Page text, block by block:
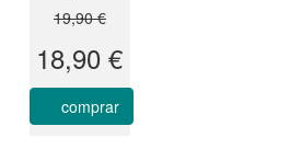
19,90 €
18,90 €
comprar